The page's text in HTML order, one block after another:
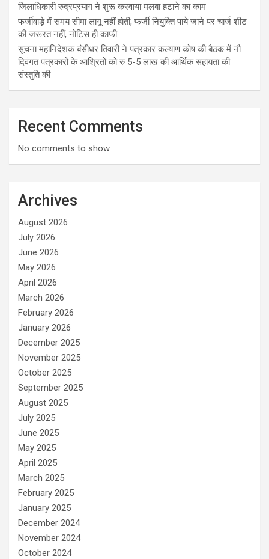
जिलाधिकारी रुद्रप्रयाग ने शुरू करवाया मलबा हटाने का काम
फर्जीवाड़े में समय सीमा लागू नहीं होती, फर्जी नियुक्ति पाये जाने पर चार्ज शीट
की जरूरत नहीं, नोटिस ही काफी
सूचना महानिदेशक बंसीधर तिवारी ने पत्रकार कल्याण कोष की बैठक में नौ
दिवंगत पत्रकारों के आश्रितों को रु 5-5 लाख की आर्थिक सहायता की
संस्तुति की
Recent Comments
No comments to show.
Archives
August 2026
July 2026
June 2026
May 2026
April 2026
March 2026
February 2026
January 2026
December 2025
November 2025
October 2025
September 2025
August 2025
July 2025
June 2025
May 2025
April 2025
March 2025
February 2025
January 2025
December 2024
November 2024
October 2024